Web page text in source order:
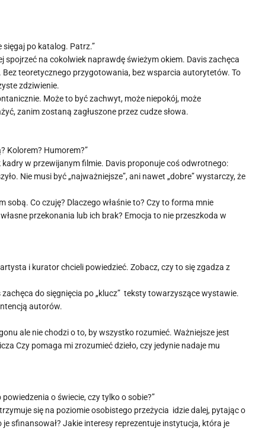
sięgaj po katalog. Patrz.”
na cokolwiek naprawdę świeżym okiem. Davis zachęca
teoretycznego przygotowania, bez wsparcia autorytetów. To
zdziwienie.
Może to być zachwyt, może niepokój, może
zanim zostaną zagłuszone przez cudze słowa.
Kolorem? Humorem?”
w przewijanym filmie. Davis proponuje coś odwrotnego:
Nie musi być „najważniejsze”, ani nawet „dobre” wystarczy, że
sobą. Co czuję? Dlaczego właśnie to? Czy to forma mnie
przekonania lub ich brak? Emocja to nie przeszkoda w
i kurator chcieli powiedzieć. Zobacz, czy to się zgadza z
do sięgnięcia po „klucz” teksty towarzyszące wystawie.
autorów.
ale nie chodzi o to, by wszystko rozumieć. Ważniejsze jest
Czy pomaga mi zrozumieć dzieło, czy jedynie nadaje mu
o świecie, czy tylko o sobie?”
się na poziomie osobistego przeżycia idzie dalej, pytając o
sfinansował? Jakie interesy reprezentuje instytucja, która je